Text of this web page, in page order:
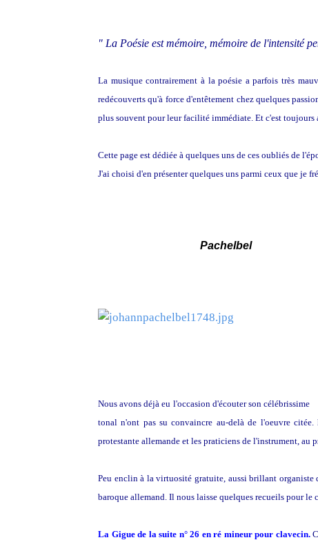
" La Poésie est mémoire, mémoire de l'intensité
La musique contrairement à la poésie a parfois très
redécouverts qu'à force d'entêtement chez quelques
plus souvent pour leur facilité immédiate. Et c'est toujours
Cette page est dédiée à quelques uns de ces oubliés de
J'ai choisi d'en présenter quelques uns parmi ceux que je
Pachelbel
Nous avons déjà eu l'occasion d'écouter son célébrissime
tonal n'ont pas su convaincre au-delà de l'oeuvre
protestante allemande et les praticiens de l'instrument, au
Peu enclin à la virtuosité gratuite, aussi brillant
baroque allemand. Il nous laisse quelques recueils pour le
La Gigue de la suite n° 26 en ré mineur pour clavecin.